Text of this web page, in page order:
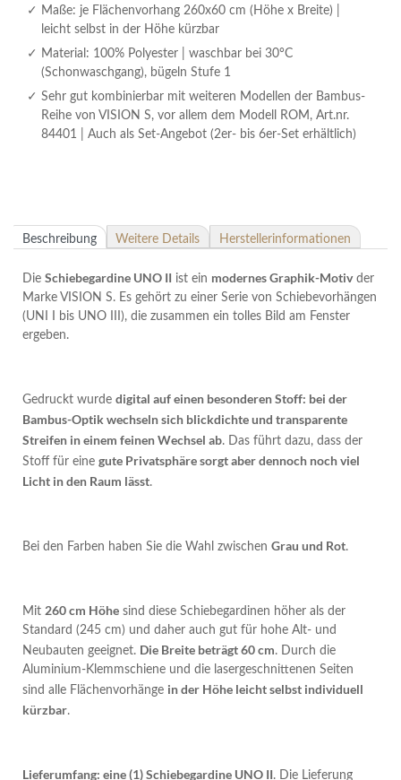
Maße: je Flächenvorhang 260x60 cm (Höhe x Breite) |
leicht selbst in der Höhe kürzbar
Material: 100% Polyester | waschbar bei 30°C
(Schonwaschgang), bügeln Stufe 1
Sehr gut kombinierbar mit weiteren Modellen der Bambus-
Reihe von VISION S, vor allem dem Modell ROM, Art.nr.
84401 | Auch als Set-Angebot (2er- bis 6er-Set erhältlich)
Beschreibung Weitere Details Herstellerinformationen
Die Schiebegardine UNO II ist ein modernes Graphik-Motivder
Marke VISION S. Es gehört zu einer Serie von Schiebevorhängen
(UNI I bis UNO III), die zusammen ein tolles Bild am Fenster
ergeben.
Gedruckt wurde digital auf einen besonderen Stoff: bei der
Bambus-Optik wechseln sich blickdichte und transparente
Streifen in einem feinen Wechsel ab. Das führt dazu, dass der
Stoff für eine gute Privatsphäre sorgt aber dennoch noch viel
Licht in den Raum lässt.
Bei den Farben haben Sie die Wahl zwischen Grau und Rot.
Mit 260 cm Höhe sind diese Schiebegardinen höher als der
Standard (245 cm) und daher auch gut für hohe Alt- und
Neubauten geeignet. Die Breite beträgt 60 cm. Durch die
Aluminium-Klemmschiene und die lasergeschnittenen Seiten
sind alle Flächenvorhänge in der Höhe leicht selbst individuell
kürzbar.
Lieferumfang: eine (1) Schiebegardine UNO II. Die Lieferung